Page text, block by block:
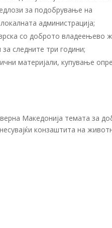
за подобрување на
администрација;
со доброто владеењево
следните три години;
материјали, купување
Македонија темата за
конзаштита на